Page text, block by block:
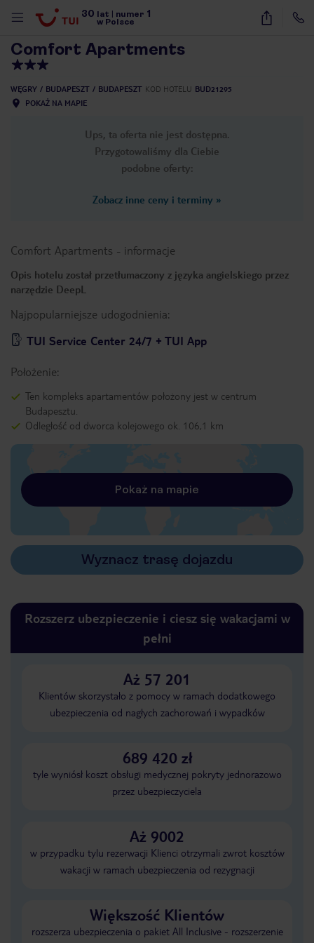
30 lat numer 1
w Polsce
23
Comfort Apartments
WĘGRY BUDAPESZT BUDAPESZT KOD HOTELU BUD21295
POKAŻ NA MAPIE
Ups, ta oferta nie jest dostępna.
Przygotowaliśmy dla Ciebie
podobne oferty:
Zobacz inne ceny i terminy »
Comfort Apartments - informacje
Opis hotelu został przetłumaczony z języka angielskiego przez
narzędzie DeepL
Najpopularniejsze udogodnienia:
TUI Service Center 24/7 + TUI App
Położenie:
Ten kompleks apartamentów położony jest w centrum
Budapesztu.
Odległość od dworca kolejowego ok. 106,1 km
Pokaż na mapie
Wyznacz trasę dojazdu
Rozszerz ubezpieczenie i ciesz się wakacjami w
pełni
Aż 57 201
Klientów skorzystało z pomocy w ramach dodatkowego
ubezpieczenia od nagłych zachorowań i wypadków
689 420 zł
tyle wyniósł koszt obsługi medycznej pokryty jednorazowo
przez ubezpieczyciela
Aż 9002
w przypadku tylu rezerwacji Klienci otrzymali zwrot kosztów
wakacji w ramach ubezpieczenia od rezygnacji
Większość Klientów
rozszerza ubezpieczenia o pakiet All Inclusive - rozszerzenie